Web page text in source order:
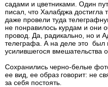
садами и цветниками. Один
писал, что Халабджа достигла
даже провели туда
не понравилось курдам и они
провод. Да, радикально, но и
телеграфа. А на деле это был
усилившегося вмешательства
Сохранились черно-белые
ее вид, ее образ говорит: не
за себя постоять.